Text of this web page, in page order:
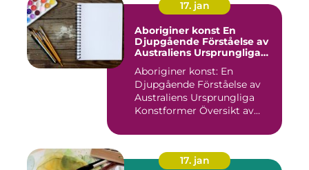
17. jan
Aboriginer konst En
Djupgående Förståelse av
Australiens Ursprungliga
Aboriginer konst: En
Djupgående Förståelse av
Australiens Ursprungliga
Konstformer Översikt av
17. jan